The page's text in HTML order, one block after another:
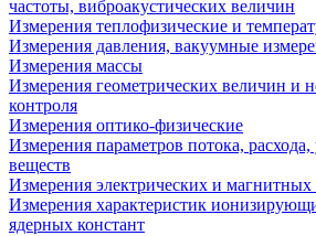
частоты, виброакустических величин
Измерения теплофизические и
Измерения давления, вакуумные
Измерения массы
Измерения геометрических величин и
контроля
Измерения оптико-физические
Измерения параметров потока,
веществ
Измерения электрических и магнитных
Измерения характеристик
ядерных констант